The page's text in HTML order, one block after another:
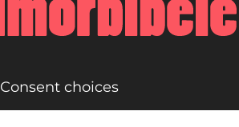
Consent choices